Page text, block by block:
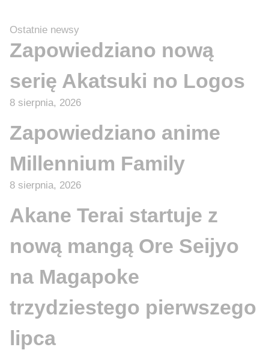
Ostatnie newsy
Zapowiedziano nową
serię Akatsuki no Logos
8 sierpnia, 2026
Zapowiedziano anime
Millennium Family
8 sierpnia, 2026
Akane Terai startuje z
nową mangą Ore Seijyo
na Magapoke
trzydziestego pierwszego
lipca